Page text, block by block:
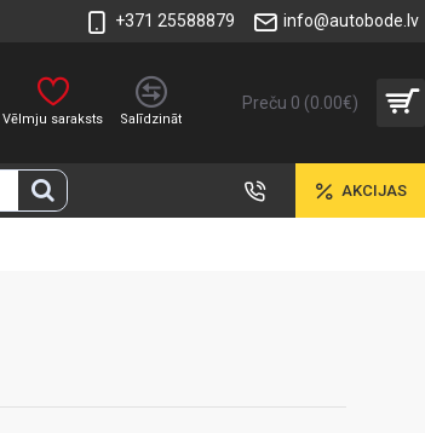
+371 25588879 info@autobode.lv
Vēlmju saraksts Salīdzināt
Preču 0 (0.00€)
AKCIJAS